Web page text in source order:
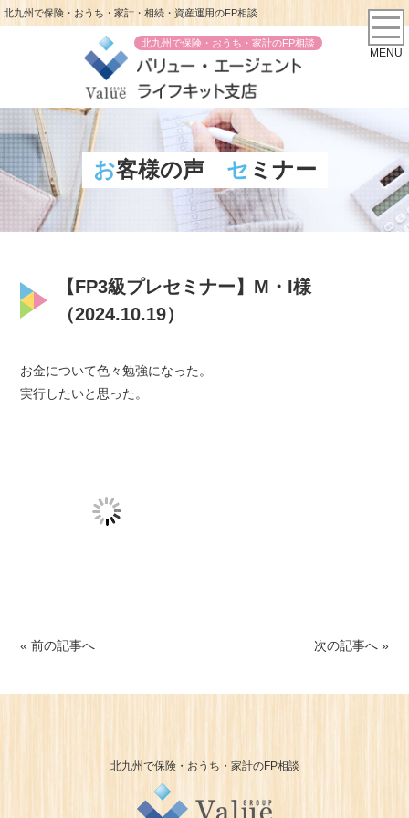
北九州で保険・おうち・家計・相続・資産運用のFP相談
北九州で保険・おうち・家計のFP相談
MENU
お客様の声 セミナー
【FP3級プレセミナー】M・I様
（2024.10.19）
お金について色々勉強になった。
実行したいと思った。
« 前の記事へ 次の記事へ »
北九州で保険・おうち・家計のFP相談